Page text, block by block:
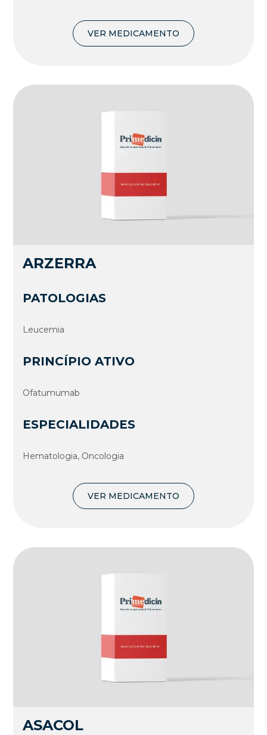
VER MEDICAMENTO
ARZERRA
PATOLOGIAS
Leucemia
PRINCÍPIO ATIVO
Ofatumumab
ESPECIALIDADES
Hematologia, Oncologia
VER MEDICAMENTO
ASACOL